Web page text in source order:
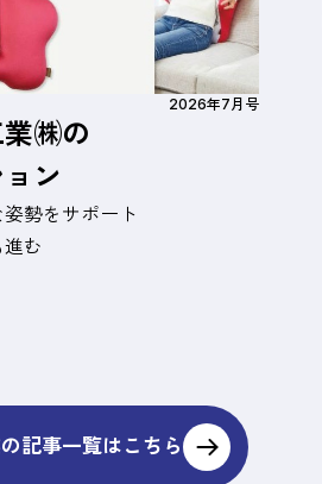
2026年7月号
㈱の
ン
勢をサポート
む
記事一覧はこちら